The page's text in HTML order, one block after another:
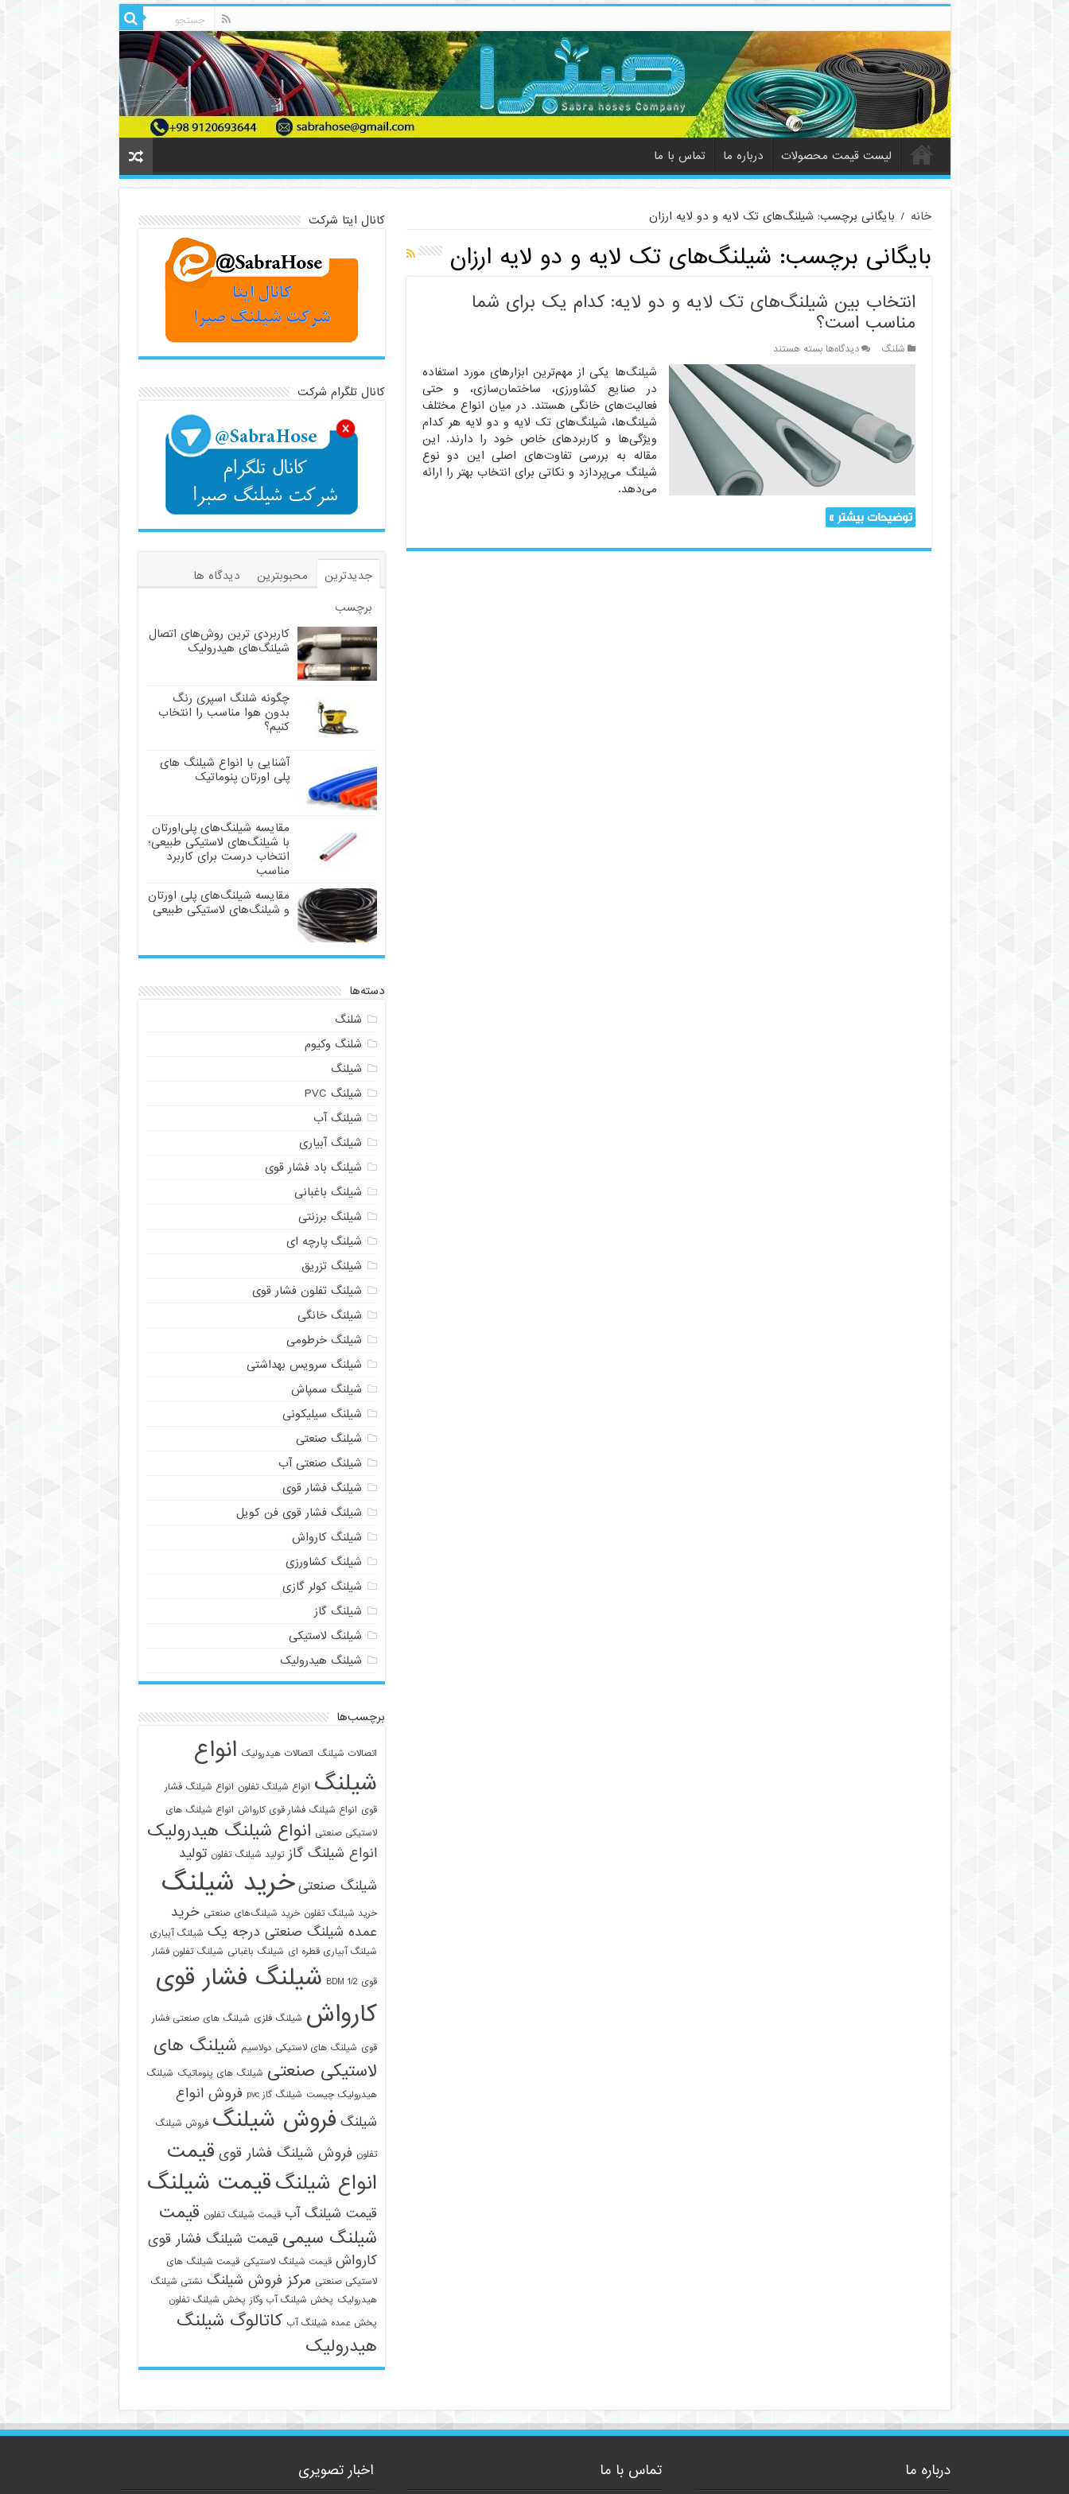
لیست قیمت محصولات درباره ما تماس با ما
خانه / بایگانی برچسب: شیلنگ‌های تک لایه و دو لایه ارزان
بایگانی برچسب: شیلنگ‌های تک لایه و دو لایه ارزان
انتخاب بین شیلنگ‌های تک لایه و دو لایه: کدام یک برای شما
مناسب است؟
شلنگ دیدگاه‌هابرای
انتخاب
شیلنگ‌های
تک
لایه
دو
لایه:
کدام
یک
است؟
بسته هستند
شیلنگ‌ها یکی از مهم‌ترین ابزارهای مورد استفاده
در صنایع کشاورزی، ساختمان‌سازی، و حتی
فعالیت‌های خانگی هستند. در میان انواع مختلف
شیلنگ‌ها، شیلنگ‌های تک لایه و دو لایه هر کدام
ویژگی‌ها و کاربردهای خاص خود را دارند. این
مقاله به بررسی تفاوت‌های اصلی این دو نوع
شیلنگ می‌پردازد و نکاتی برای انتخاب بهتر را ارائه
می‌دهد.
توضیحات بیشتر »
کانال ایتا شرکت
کانال تلگرام شرکت
جدیدترین محبوبترین
دیدگاه ها
برچسب
کاربردی ترین روش‌های اتصال
شیلنگ‌های هیدرولیک
چگونه شلنگ اسپری رنگ
بدون هوا مناسب را انتخاب
کنیم؟
آشنایی با انواع شیلنگ های
پلی اورتان پنوماتیک
مقایسه شیلنگ‌های پلی‌اورتان
با شیلنگ‌های لاستیکی طبیعی؛
انتخاب درست برای کاربرد
مناسب
مقایسه شیلنگ‌های پلی اورتان
و شیلنگ‌های لاستیکی طبیعی
دسته‌ها
شلنگ
شلنگ وکیوم
شیلنگ
شیلنگ PVC
شیلنگ آب
شیلنگ آبیاری
شیلنگ باد فشار قوی
شیلنگ باغبانی
شیلنگ برزنتی
شیلنگ پارچه‌ ای
شیلنگ تزریق
شیلنگ تفلون فشار قوی
شیلنگ خانگی
شیلنگ خرطومی
شیلنگ سرویس بهداشتی
شیلنگ سمپاش
شیلنگ سیلیکونی
شیلنگ صنعتی
شیلنگ صنعتی آب
شیلنگ فشار قوی
شیلنگ فشار قوی فن کویل
شیلنگ کارواش
شیلنگ کشاورزی
شیلنگ کولر گازی
شیلنگ گاز
شیلنگ لاستیکی
شیلنگ هیدرولیک
برچسب‌ها
اتصالات شیلنگ اتصالات هیدرولیک انواع
شیلنگ انواع شیلنگ تفلون انواع شیلنگ فشار
قوی انواع شیلنگ فشار قوی کارواش انواع شیلنگ های
لاستیکی صنعتی انواع شیلنگ هیدرولیک
انواع شیلنگ گاز تولید شیلنگ تفلون تولید
شیلنگ صنعتی خرید شیلنگ
خرید شیلنگ تفلون خرید شیلنگ‌های صنعتی خرید
عمده شیلنگ صنعتی درجه یک شیلنگ آبیاری
شیلنگ آبیاری قطره ای شیلنگ باغبانی شیلنگ تفلون فشار
قوی 1/2 BDM
شیلنگ فشار قوی
کارواش شیلنگ فلزی شیلنگ های صنعتی فشار
قوی شیلنگ های لاستیکی دولاسیم شیلنگ های
لاستیکی صنعتی شیلنگ های پنوماتیک شیلنگ
هیدرولیک چیست شیلنگ گاز pvc
فروش انواع
شیلنگ فروش شیلنگ فروش شیلنگ
تفلون فروش شیلنگ فشار قوی قیمت
انواع شیلنگقیمت شیلنگ
قیمت شیلنگ آب قیمت شیلنگ تفلون قیمت
شیلنگ سیمی قیمت شیلنگ فشار قوی
کارواش قیمت شیلنگ لاستیکی قیمت شیلنگ های
لاستیکی صنعتی مرکز فروش شیلنگ نشتی شیلنگ
هیدرولیک پخش شیلنگ آب وگاز پخش شیلنگ تفلون
پخش عمده شیلنگ آب کاتالوگ شیلنگ
هیدرولیک
درباره ما تماس با ما اخبار تصویری